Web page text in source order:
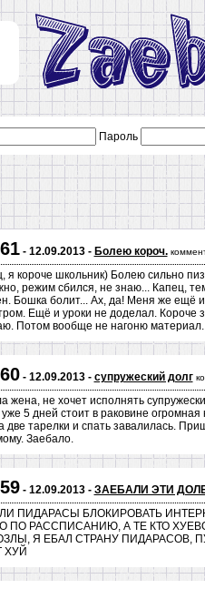
Пароль
- 12.09.2013 - Болею короч.
я короче школьник) Болею сильно
режим сбился, не знаю... Капец,
Бошка болит... Ах, да! Меня же ещё
Ещё и уроки не доделал. Короче
Потом вообще не нагоню
- 12.09.2013 - супружеский долг
жена, не хочет исполнять
5 дней стоит в раковине
две тарелки и спать завалилась.
Заебало.
- 12.09.2013 - ЗАЕБАЛИ ЭТИ
ПИДАРАСЫ БЛОКИРОВАТЬ
ПО РАССПИСАНИЮ, А ТЕ КТО
Я ЕБАЛ СТРАНУ ПИДАРАСОВ,
ХУЙ